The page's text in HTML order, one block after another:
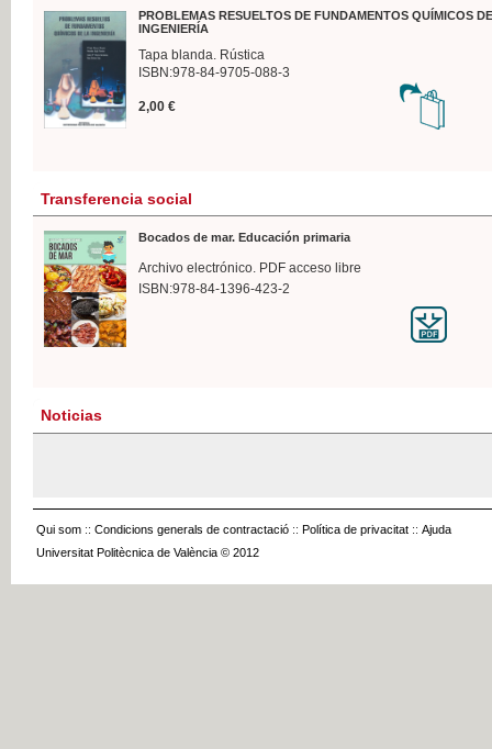
PROBLEMAS RESUELTOS DE FUNDAMENTOS QUÍMICOS
INGENIERÍA
Tapa blanda. Rústica
ISBN:978-84-9705-088-3
2,00 €
Transferencia social
Bocados de mar. Educación primaria
Archivo electrónico. PDF acceso libre
ISBN:978-84-1396-423-2
Noticias
Qui som :: Condicions generals de contractació :: Política de privacitat :: Ajuda
Universitat Politècnica de València © 2012